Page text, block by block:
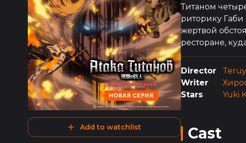
Add to watchlist
Титаном
риторику Габи
жертвой
ресторане,
Director
Writer
Stars
Yuki
Cast